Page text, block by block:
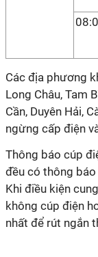
Các địa phương
Long Châu, Tam
Cần, Duyên Hải,
ngừng cấp điện
Thông báo cúp
đều có thông
Khi điều kiện
không cúp điện
nhất để rút ngắn